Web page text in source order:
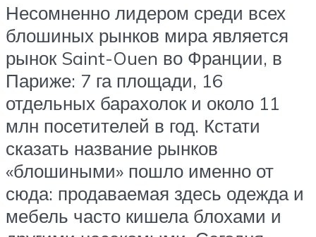
Несомненно лидером среди всех
блошиных рынков мира является
рынок Saint-Ouen во Франции, в
Париже: 7 га площади, 16
отдельных барахолок и около 11
млн посетителей в год. Кстати
сказать название рынков
«блошиными» пошло именно от
сюда: продаваемая здесь одежда и
мебель часто кишела блохами и